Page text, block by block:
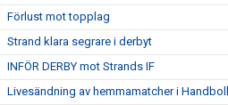
Förlust mot topplag
Strand klara segrare i derbyt
INFÖR DERBY mot Strands IF
Livesändning av hemmamatcher i